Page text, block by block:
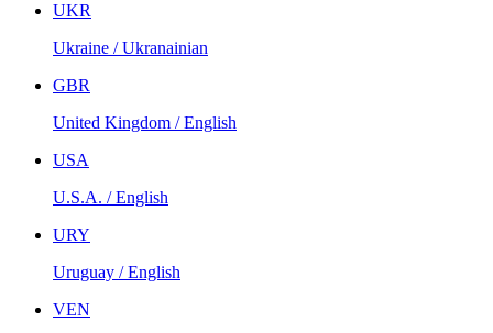
UKR
Ukraine / Ukranainian
GBR
United Kingdom / English
USA
U.S.A. / English
URY
Uruguay / English
VEN